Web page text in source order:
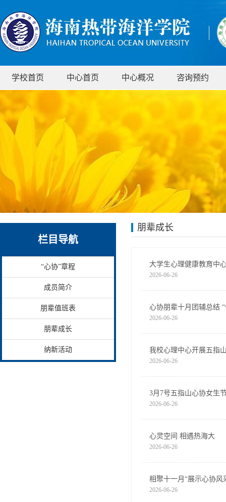
学校首页 中心首页 中心概况 咨询预约
栏目导航
“心协”章程
成员简介
朋辈值班表
朋辈成长
纳新活动
朋辈成长
大学生心理健康教育中
2026-06-26
心协朋辈十月团辅总结
2026-06-26
我校心理中心开展五指
2026-06-26
3月7号五指山心协女生
2026-06-26
心灵空间 相遇热海大
2026-06-26
相聚十一月“展示心协风
2026-06-26